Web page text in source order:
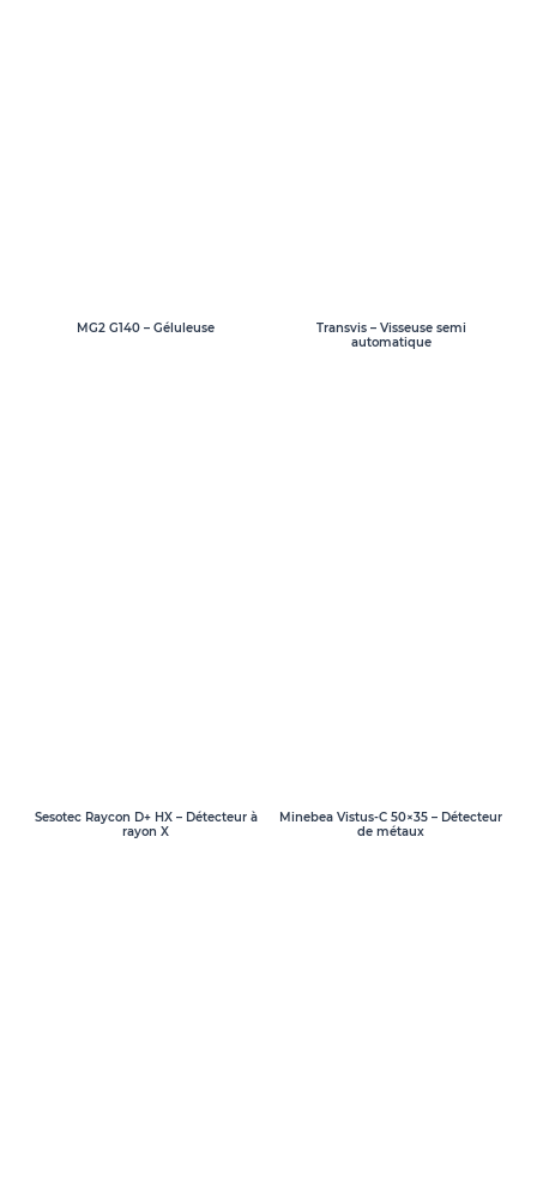
MG2 G140 – Géluleuse
Transvis – Visseuse semi
automatique
Sesotec Raycon D+ HX – Détecteur à
rayon X
Minebea Vistus-C 50×35 – Détecteur
de métaux